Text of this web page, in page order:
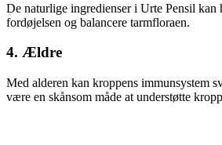
De naturlige ingredienser i Urte Pensil kan
fordøjelsen og balancere tarmfloraen.
4. Ældre
Med alderen kan kroppens immunsystem
være en skånsom måde at understøtte